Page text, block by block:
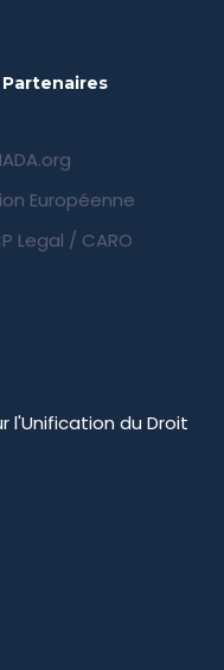
Partenaires
Européenne
Legal / CARO
l'Unification du Droit